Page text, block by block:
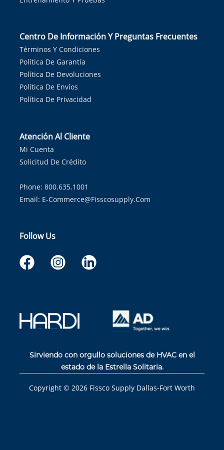
Centro De Información Y Preguntas Frecuentes
Términos Y Condiciones
Política De Garantía
Política De Devoluciones
Política De Envíos
Política De Privacidad
Atención Al Cliente
Mi Cuenta
Solicitud De Crédito
Phone: 800.635.1001
Email: E-Commerce@fisscosupply.com
Follow Us
Sirviendo con orgullo soluciones de HVAC en el
estado de la Estrella Solitaria.
Copyright © 2026 Fissco Supply Dallas-Fort Worth